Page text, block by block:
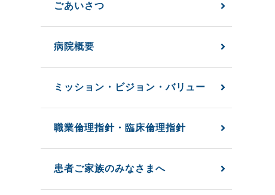
ごあいさつ
病院概要
ミッション・ビジョン・バリュー
職業倫理指針・臨床倫理指針
患者ご家族のみなさまへ